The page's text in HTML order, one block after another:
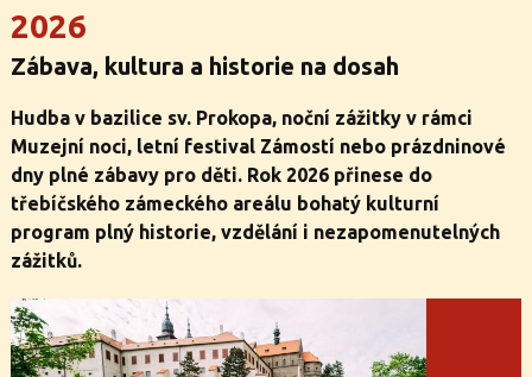
2026
Zábava, kultura a historie na dosah
Hudba v bazilice sv. Prokopa, noční zážitky v rámci
Muzejní noci, letní festival Zámostí nebo prázdninové
dny plné zábavy pro děti. Rok 2026 přinese do
třebíčského zámeckého areálu bohatý kulturní
program plný historie, vzdělání i nezapomenutelných
zážitků.